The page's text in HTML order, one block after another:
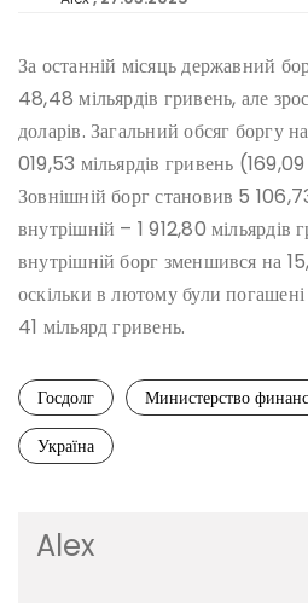
За останній місяць державний
48,48 мільярдів гривень, але
доларів. Загальний обсяг боргу
019,53 мільярдів гривень (169,09
Зовнішній борг становив 5
внутрішній – 1 912,80 мільярдів
внутрішній борг зменшився на
оскільки в лютому були погашені
41 мільярд гривень.
Госдолг Министерство
Україна
Alex